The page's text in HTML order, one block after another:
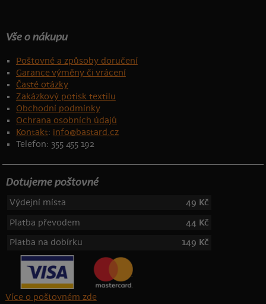
Vše o nákupu
Poštovné a způsoby doručení
Garance výměny či vrácení
Časté otázky
Zakázkový potisk textilu
Obchodní podmínky
Ochrana osobních údajů
Kontakt: info@bastard.cz
Telefon: 355 455 192
Dotujeme poštovné
Výdejní místa
49 Kč
Platba převodem
44 Kč
Platba na dobírku
149 Kč
Více o poštovném zde